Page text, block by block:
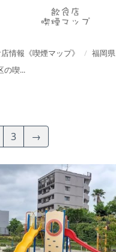
情報《喫煙マップ》 福岡県
の喫...
3 →